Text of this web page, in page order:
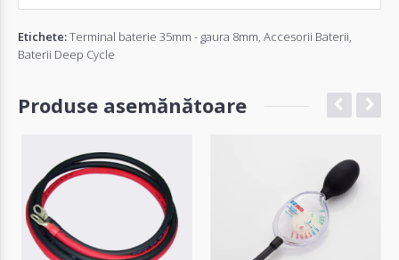
Etichete:Terminal baterie 35mm - gaura 8mm Accesorii Baterii
Baterii Deep Cycle
Produse asemănătoare